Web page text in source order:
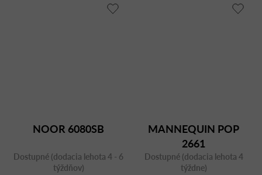
NOOR 6080SB
Dostupné (dodacia lehota 4 - 6
týždňov)
MANNEQUIN POP
2661
Dostupné (dodacia lehota 4
týždne)